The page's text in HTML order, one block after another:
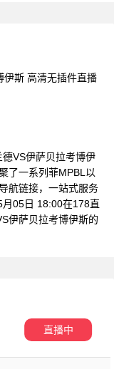
伊斯 高清无插件直播
VS伊萨贝拉考博伊
了一系列菲MPBL以
航链接，一站式服务
05日 18:00在178直
伊萨贝拉考博伊斯的
直播中